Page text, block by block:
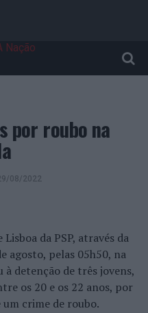
por roubo na
08/2022
da PSP, através da
agosto, pelas 05h50, na
à detenção de três jovens,
os 20 e os 22 anos, por
crime de roubo.